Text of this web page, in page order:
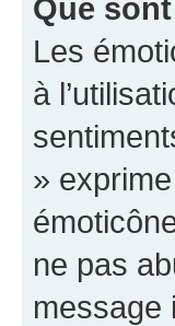
Que
Les
à
»
ne pas
message